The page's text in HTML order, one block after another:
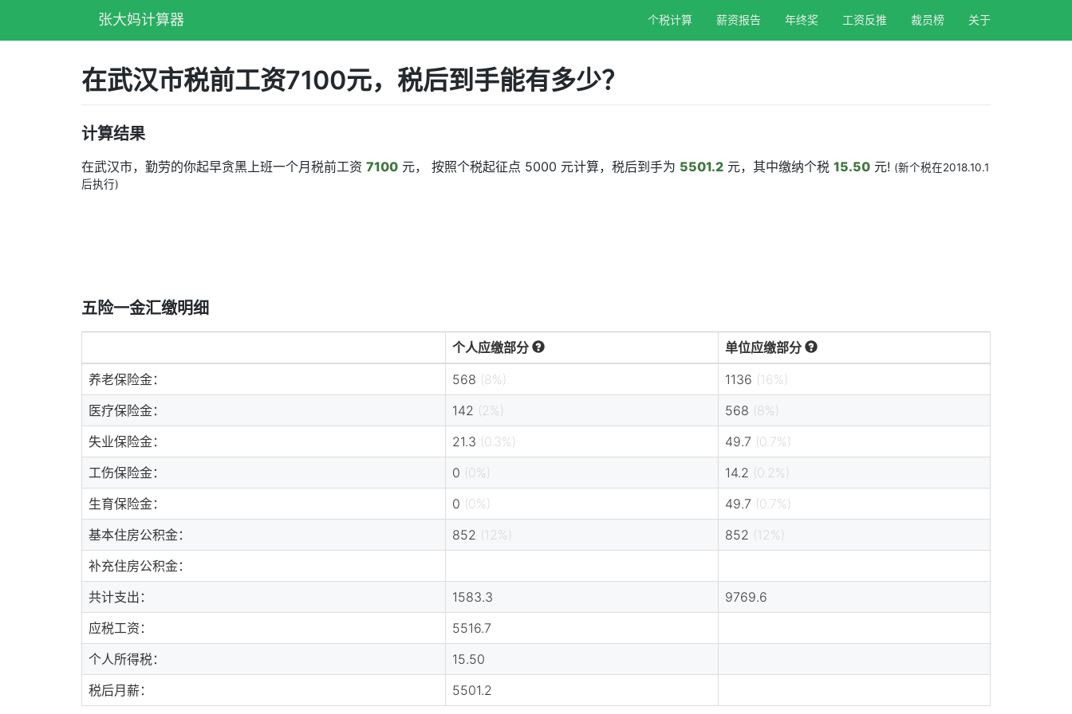
张大妈计算器 个税计算 薪资报告 年终奖 工资反推 裁员榜 关于
在武汉市税前工资7100元，税后到手能有多少？
计算结果
在武汉市，勤劳的你起早贪黑上班一个月税前工资 7100 元， 按照个税起征点 5000 元计算，税后到手为 5501.2 元，其中缴纳个税 15.50 元! (新个税在2018.10.1
后执行)
五险一金汇缴明细
个人应缴部分
单位应缴部分
养老保险金：
568 (8%) 1136 (16%)
医疗保险金：
142 (2%) 568 (8%)
失业保险金：
21.3 (0.3%) 49.7 (0.7%)
工伤保险金：
0 (0%) 14.2 (0.2%)
生育保险金：
0 (0%) 49.7 (0.7%)
基本住房公积金：
852 (12%) 852 (12%)
补充住房公积金：
共计支出：
1583.3
9769.6
应税工资：
5516.7
个人所得税：
15.50
税后月薪：
5501.2